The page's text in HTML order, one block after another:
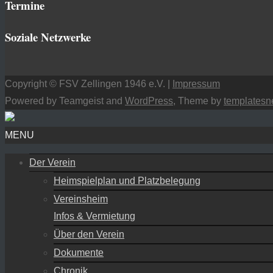
Termine
Soziale Netzwerke
Copyright © FSV Zellingen 1946 e.V. |
Impressum
Powered by Teamgeist and WordPress, Theme by
MENU
Der Verein
Heimspielplan und Platzbelegung
Vereinsheim
Infos & Vermietung
Über den Verein
Dokumente
Chronik